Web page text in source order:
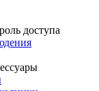
доступа